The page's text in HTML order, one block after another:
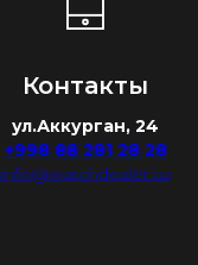
Контакты
ул.Аккурган, 24
+998 88 281 28 28
info@watchdealer.uz